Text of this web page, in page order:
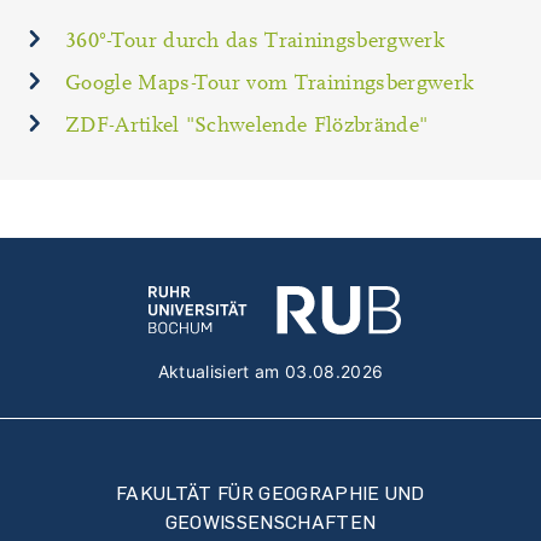
360°-Tour durch das Trainingsbergwerk
Google Maps-Tour vom Trainingsbergwerk
ZDF-Artikel "Schwelende Flözbrände"
Aktualisiert am 03.08.2026
FAKULTÄT FÜR GEOGRAPHIE UND
GEOWISSENSCHAFTEN